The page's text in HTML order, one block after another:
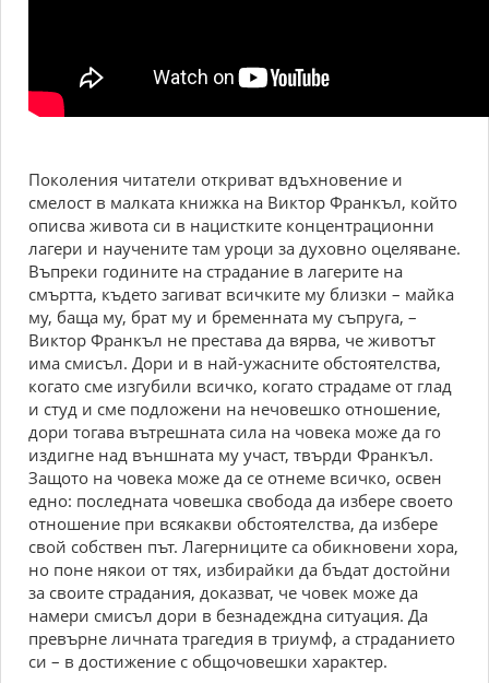
Поколения читатели откриват вдъхновение и
смелост в малката книжка на Виктор Франкъл, който
описва живота си в нацистките концентрационни
лагери и научените там уроци за духовно оцеляване.
Въпреки годините на страдание в лагерите на
смъртта, където загиват всичките му близки – майка
му, баща му, брат му и бременната му съпруга, –
Виктор Франкъл не престава да вярва, че животът
има смисъл. Дори и в най-ужасните обстоятелства,
когато сме изгубили всичко, когато страдаме от глад
и студ и сме подложени на нечовешко отношение,
дори тогава вътрешната сила на човека може да го
издигне над външната му участ, твърди Франкъл.
Защото на човека може да се отнеме всичко, освен
едно: последната човешка свобода да избере своето
отношение при всякакви обстоятелства, да избере
свой собствен път. Лагерниците са обикновени хора,
но поне някои от тях, избирайки да бъдат достойни
за своите страдания, доказват, че човек може да
намери смисъл дори в безнадеждна ситуация. Да
превърне личната трагедия в триумф, а страданието
си – в достижение с общочовешки характер.